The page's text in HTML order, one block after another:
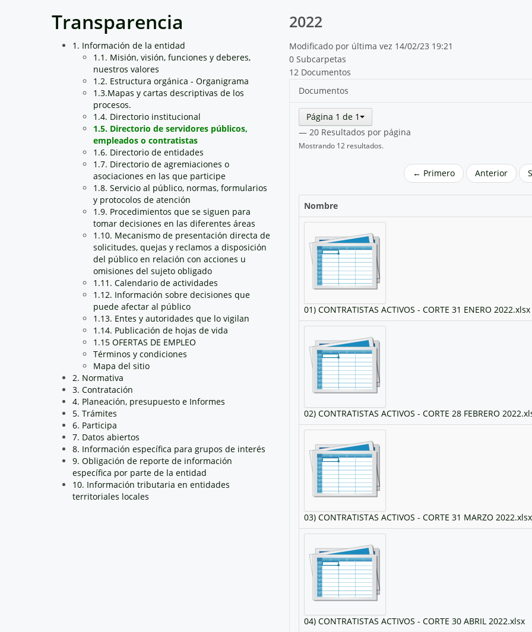
Transparencia
1. Información de la entidad
1.1. Misión, visión, funciones y deberes,
nuestros valores
1.2. Estructura orgánica - Organigrama
1.3.Mapas y cartas descriptivas de los
procesos.
1.4. Directorio institucional
1.5. Directorio de servidores públicos,
empleados o contratistas
1.6. Directorio de entidades
1.7. Directorio de agremiaciones o
asociaciones en las que participe
1.8. Servicio al público, normas, formularios
y protocolos de atención
1.9. Procedimientos que se siguen para
tomar decisiones en las diferentes áreas
1.10. Mecanismo de presentación directa de
solicitudes, quejas y reclamos a disposición
del público en relación con acciones u
omisiones del sujeto obligado
1.11. Calendario de actividades
1.12. Información sobre decisiones que
puede afectar al público
1.13. Entes y autoridades que lo vigilan
1.14. Publicación de hojas de vida
1.15 OFERTAS DE EMPLEO
Términos y condiciones
Mapa del sitio
2. Normativa
3. Contratación
4. Planeación, presupuesto e Informes
5. Trámites
6. Participa
7. Datos abiertos
8. Información específica para grupos de interés
9. Obligación de reporte de información
específica por parte de la entidad
10. Información tributaria en entidades
territoriales locales
2022
Modificado por última vez 14/02/23 19:21
0 Subcarpetas
12 Documentos
Documentos
Página 1 de 1
— 20 Resultados por página
Mostrando 12 resultados.
← Primero Anterior
Nombre
01) CONTRATISTAS ACTIVOS - CORTE 31 ENERO 2022.xlsx
02) CONTRATISTAS ACTIVOS - CORTE 28 FEBRERO
03) CONTRATISTAS ACTIVOS - CORTE 31 MARZO 2022.xlsx
04) CONTRATISTAS ACTIVOS - CORTE 30 ABRIL 2022.xlsx